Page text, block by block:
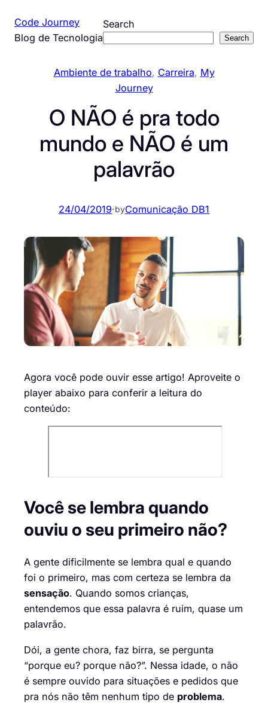
para
Code Journey
Blog de Tecnologia
Search
Search
Ambiente de trabalho, Carreira, My
Journey
O NÃO é pra todo
mundo e NÃO é um
palavrão
24/04/2019·byComunicação DB1
Agora você pode ouvir esse artigo! Aproveite o
player abaixo para conferir a leitura do
conteúdo:
Você se lembra quando
ouviu o seu primeiro não?
A gente dificilmente se lembra qual e quando
foi o primeiro, mas com certeza se lembra da
sensação. Quando somos crianças,
entendemos que essa palavra é ruim, quase um
palavrão.
Dói, a gente chora, faz birra, se pergunta
“porque eu? porque não?”. Nessa idade, o não
é sempre ouvido para situações e pedidos que
pra nós não têm nenhum tipo de problema.